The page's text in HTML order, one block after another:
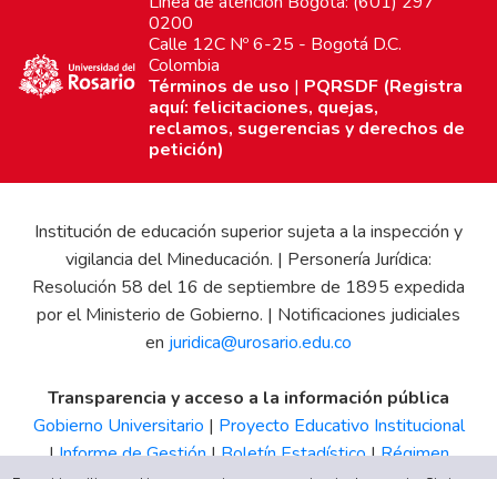
0200
Calle 12C Nº 6-25 - Bogotá D.C.
Colombia
Términos de uso | PQRSDF (Registra
aquí: felicitaciones, quejas,
reclamos, sugerencias y derechos de
petición)
Institución de educación superior sujeta a la inspección y
vigilancia del Mineducación. | Personería Jurídica:
Resolución 58 del 16 de septiembre de 1895 expedida
por el Ministerio de Gobierno. | Notificaciones judiciales
en juridica@urosario.edu.co
Transparencia y acceso a la información pública
Gobierno Universitario | Proyecto Educativo Institucional
|Informe de Gestión|Boletín Estadístico|Régimen